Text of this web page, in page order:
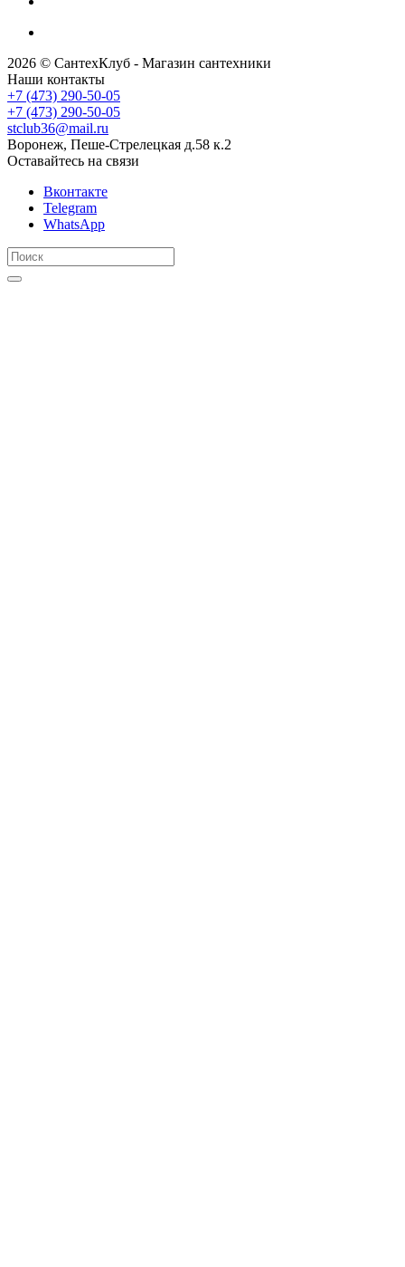
2026 © СантехКлуб - Магазин сантехники
Наши контакты
+7 (473) 290-50-05
+7 (473) 290-50-05
stclub36@mail.ru
Воронеж, Пеше-Стрелецкая д.58 к.2
Оставайтесь на связи
Вконтакте
Telegram
WhatsApp